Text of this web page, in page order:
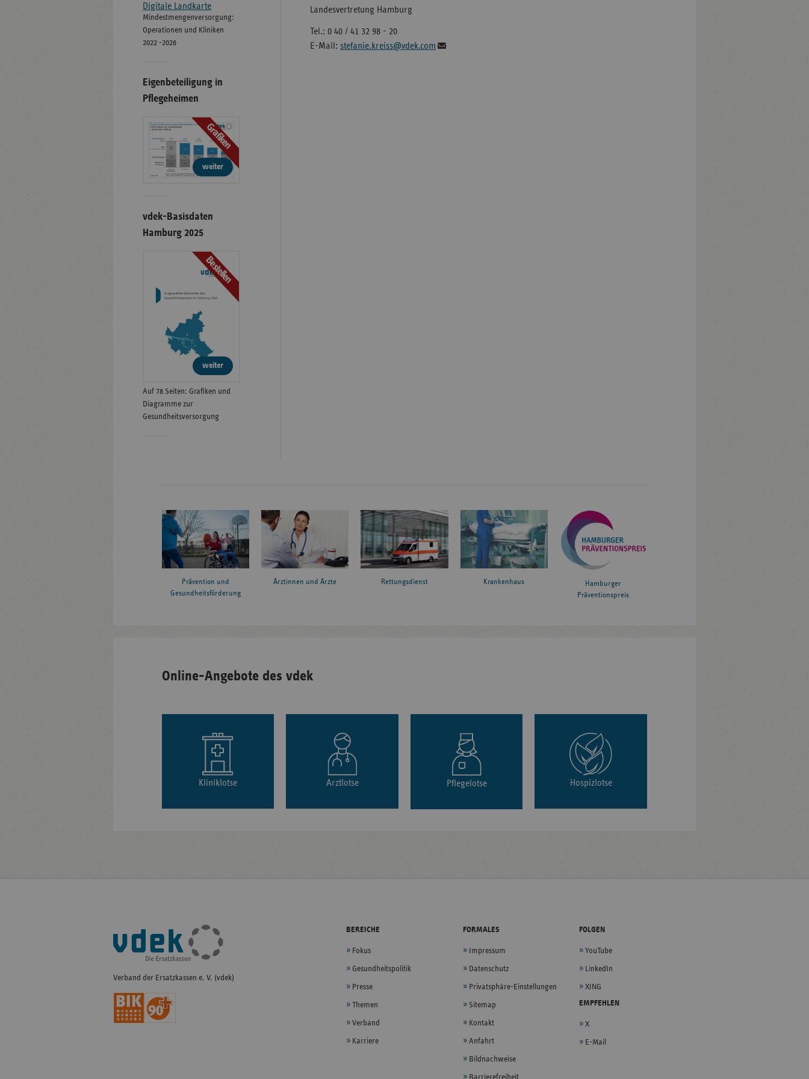
Landesvertretung Hamburg
Tel.: 0 40 / 41 32 98 - 20
E-Mail: stefanie.kreiss@vdek.com
Digitale Landkarte
Mindestmengenversorgung:
Operationen und Kliniken
2022 -2026
Eigenbeteiligung in
Pflegeheimen
Grafiken
weiter
vdek-Basisdaten
Hamburg 2025
Bestellen
weiter
Auf 78 Seiten: Grafiken und
Diagramme zur
Gesundheitsversorgung
Prävention und
Gesundheitsförderung
Ärztinnen und Ärzte Rettungsdienst Krankenhaus
Hamburger
Präventionspreis
Online-Angebote des vdek
Kliniklotse Arztlotse Pflegelotse Hospizlotse
Fußleisten-
Navigation
Verband der Ersatzkassen e. V. (vdek)
BEREICHE
Fokus
Gesundheitspolitik
Presse
Themen
Verband
Karriere
FORMALES
Impressum
Datenschutz
Privatsphäre-Einstellungen
Sitemap
Kontakt
Anfahrt
Bildnachweise
FOLGEN
YouTube
LinkedIn
XING
EMPFEHLEN
X
E-Mail